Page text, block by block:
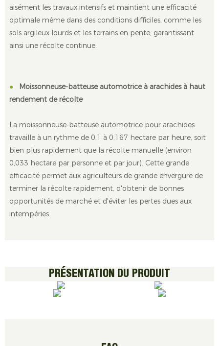
aisément les travaux intensifs et maintient une efficacité
optimale même dans des conditions difficiles, comme les
sols argileux lourds et les terrains en pente, garantissant
ainsi une récolte continue.
●
Moissonneuse-batteuse automotrice à arachides à haut
rendement de récolte
La moissonneuse-batteuse automotrice pour arachides
travaille à un rythme de 0,1 à 0,167 hectare par heure, soit
bien plus rapidement que la récolte manuelle (environ
0,033 hectare par personne et par jour). Cette grande
efficacité permet aux agriculteurs de grande envergure de
terminer la récolte rapidement, d'obtenir de bonnes
opportunités de marché et d'éviter les pertes dues aux
intempéries.
PRÉSENTATION DU PRODUIT